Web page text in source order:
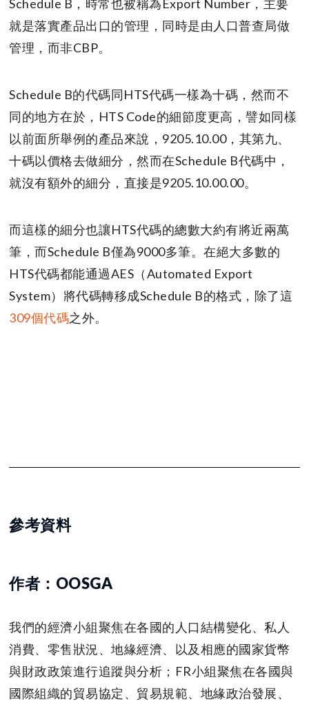
Schedule B，時常也被稱為Export Number，主要
就是落實產品出口的管理，同時是由人口普查局做
管理，而非CBP。
Schedule B的代碼同HTS代碼一樣為十碼，然而不
同的地方在於，HTS Code的細節度更高，譬如同樣
以前面所舉例的產品來說，9205.10.00，其第九、
十碼以價格去做細分，然而在Schedule B代碼中，
就沒有額外的細分，直接是9205.10.00.00。
而這樣的細分也讓HTS代碼的總數大約有將近兩萬
筆，而Schedule B僅為9000多筆。在絕大多數的
HTS代碼都能通過AES（Automated Export
System）將代碼轉移成Schedule B的格式，除了這
309個代碼之外。
參考資料
作者：OOSGA
我們的經濟小組聚焦在各國的人口結構變化、私人
消費、零售狀況、地緣經濟、以及相應的國家貨幣
與財政政策進行追蹤與分析；FR小組聚焦在各國與
國際組織的貿易協定、貿易規範、地緣政治發展、